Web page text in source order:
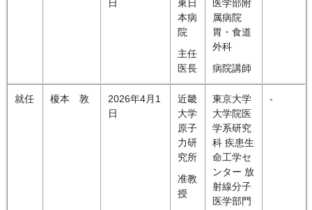
日
東日
本病
院
主任
医長
医学部附
属病院
胃・食道
外科
病院講師
就任 榎本 敦
2026年4月1
日
近畿
大学
原子
力研
究所
准教
授
東京大学
大学院医
学系研究
科 疾患生
命工学セ
ンター 放
射線分子
医学部門
-